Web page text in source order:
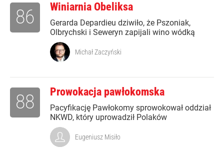
Winiarnia Obeliksa
Gerarda Depardieu dziwiło, że Pszoniak,
Olbrychski i Seweryn zapijali wino wódką
86
Michał Zaczyński
Prowokacja pawłokomska
Pacyfikację Pawłokomy sprowokował oddział
NKWD, który uprowadził Polaków
88
Eugeniusz Misiło